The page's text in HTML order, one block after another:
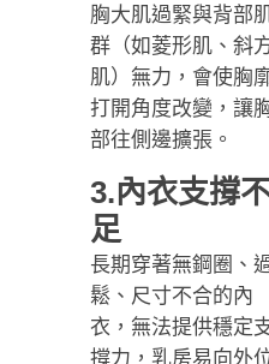
胸大肌過緊與背部
群（如菱形肌、斜
肌）無力，會使胸
打開角度改變，讓
部往側邊擴張。
3.內衣支撐
足
長期穿著無鋼圈、
鬆、尺寸不合的內
衣，無法提供穩定
撐力，乳房易向外